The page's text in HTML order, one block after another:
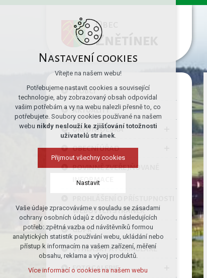
Obec
Znětínek
O OBCI
AKTUALITY
ÚŘEDNÍ DESKA
OBECNÍ ÚŘAD
POVINNĚ ZVEŘEJŇOVANÉ
INFORMACE
WEBOVÝCH STRÁNEK
GDPR
VYHLÁŠKY A FORMULÁŘE
FOTOGALERIE
Nastavení cookies
Vítejte na našem webu!
Potřebujeme nastavit cookies a související
technologie, aby zobrazovaný obsah odpovídal
vašim potřebám a vy na webu nalezli přesně to, co
potřebujete. Soubory cookies používané na našem
webu nikdy neslouží ke zjišťování totožnosti
uživatelů stránek.
Přijmout všechny cookies
Nastavit
Technická cookies
nutná pro provozování webu
udržení kontextu stránek (session):
případná přihlášení, volby jazyka, apod.
Volitelná cookies
analytická pro anonymizované
Vaše údaje zpracováváme v souladu se zásadami
ochrany osobních údajů z důvodu následujících
potřeb: zpětná vazba od návštěvníků formou
analytických statistik používání webu, ukládání nebo
přístup k informacím na vašem zařízení, měření
obsahu, reklama a vývoj produktů.
Více informací o cookies na našem webu